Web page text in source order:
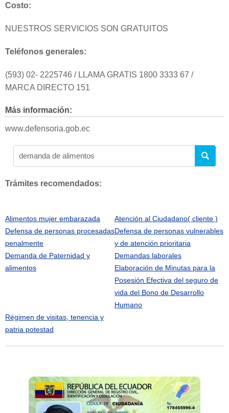
Costo:
NUESTROS SERVICIOS SON GRATUITOS
Teléfonos generales:
(593) 02- 2225746 / LLAMA GRATIS 1800 3333 67 /
MARCA DIRECTO 151
Más información:
www.defensoria.gob.ec
Trámites recomendados:
Alimentos mujer embarazada
Atención al Ciudadano( cliente )
Defensa de personas procesadas
penalmente
Defensa de personas vulnerables
y de atención prioritaria
Demanda de Paternidad y
alimentos
Demandas laborales
Elaboración de Minutas para la
Posesión Efectiva del seguro de
vida del Bono de Desarrollo
Humano
Régimen de visitas, tenencia y
patria potestad